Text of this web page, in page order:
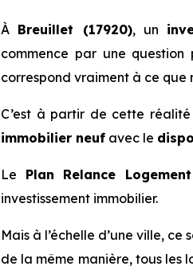
À Breuillet (17920), un
commence par une
correspond vraiment à ce que
C’est à partir de cette
immobilier neuf avec le
Le Plan Relance
investissement immobilier.
Mais à l’échelle d’une ville,
de la même manière, tous les